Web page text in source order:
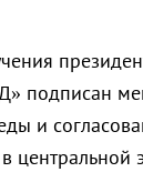
подписан
и